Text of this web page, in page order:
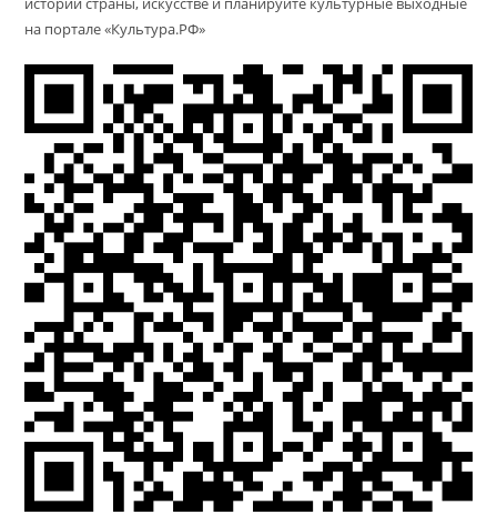
на портале «Культура.РФ»